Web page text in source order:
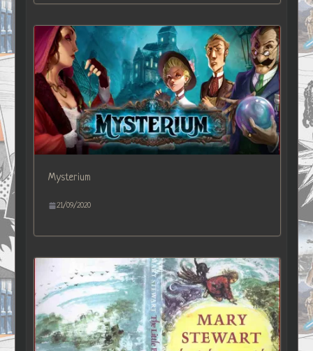
Mysterium
21/09/2020